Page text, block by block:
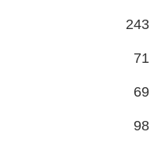
243
71
69
98